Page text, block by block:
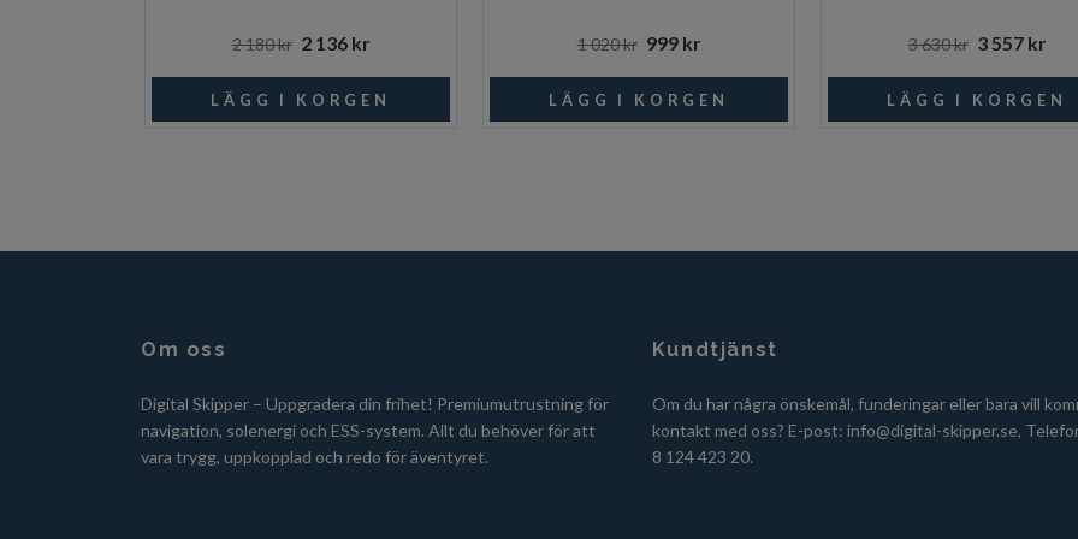
2 180 kr 2 136 kr 1 020 kr 999 kr 3 630 kr 3 557 kr
Om oss
Digital Skipper – Uppgradera din frihet! Premiumutrustning för
navigation, solenergi och ESS-system. Allt du behöver för att
vara trygg, uppkopplad och redo för äventyret.
Kundtjänst
Om du har några önskemål, funderingar eller bara vill
kontakt med oss? E-post: info@digital-skipper.se,
8 124 423 20.